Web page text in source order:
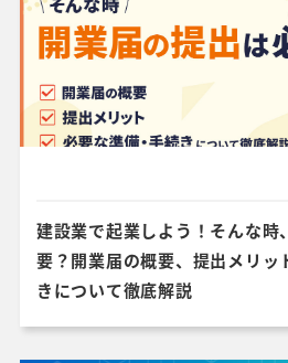
建設業で起業しよう！そんな時
要？開業届の概要、提出メリッ
きについて徹底解説